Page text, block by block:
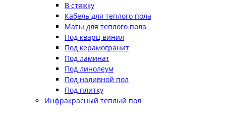
В стяжку
Кабель для теплого пола
Маты для теплого пола
Под кварц винил
Под керамогранит
Под ламинат
Под линолеум
Под наливной пол
Под плитку
Инфракрасный теплый пол